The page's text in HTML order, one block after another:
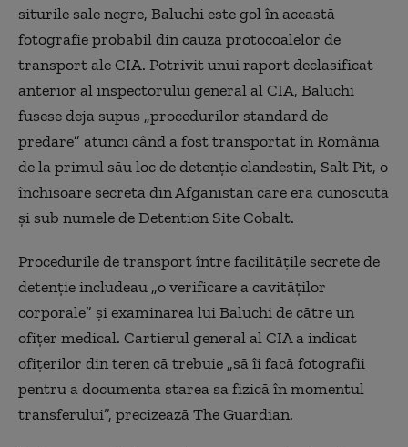
siturile sale negre, Baluchi este gol în această
fotografie probabil din cauza protocoalelor de
transport ale CIA. Potrivit unui raport declasificat
anterior al inspectorului general al CIA, Baluchi
fusese deja supus „procedurilor standard de
predare” atunci când a fost transportat în România
de la primul său loc de detenţie clandestin, Salt Pit, o
închisoare secretă din Afganistan care era cunoscută
şi sub numele de Detention Site Cobalt.
Procedurile de transport între facilităţile secrete de
detenţie includeau „o verificare a cavităţilor
corporale” şi examinarea lui Baluchi de către un
ofiţer medical. Cartierul general al CIA a indicat
ofiţerilor din teren că trebuie „să îi facă fotografii
pentru a documenta starea sa fizică în momentul
transferului”, precizează The Guardian.